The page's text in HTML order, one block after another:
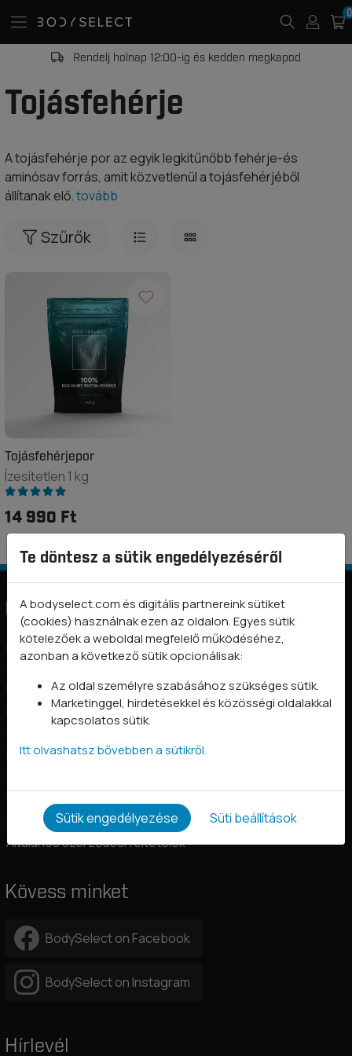
Rendelj holnap 12:00-ig és kedden megkapod
Tojásfehérje
A tojásfehérje por az egyik legkitűnőbb fehérje-és
aminósav forrás, amit közvetlenül a tojásfehérjéből
állítanak elő.tovább
Szűrők
Tojásfehérjepor
Ízesítetlen 1 kg
14 990 Ft
0
Információk
BODYSELECT nyereményjáték és promóciós szabályzatok
Rólunk
Kapcsolat
Szállítási információk
Fizetés
Vásárlástól való elállás
Adatkezelési tájékoztató
Általános szerződési feltételek
Kövess minket
BodySelect on Facebook
BodySelect on Instagram
Hírlevél
Te döntesz a sütik engedélyezéséről
A bodyselect.com és digitális partnereink sütiket
(cookies) használnak ezen az oldalon. Egyes sütik
kötelezőek a weboldal megfelelő működéséhez,
azonban a következő sütik opcionálisak:
Az oldal személyre szabásához szükséges sütik.
Marketinggel, hirdetésekkel és közösségi oldalakkal
kapcsolatos sütik.
Itt olvashatsz bővebben a sütikről.
Sütik engedélyezése Süti beállítások